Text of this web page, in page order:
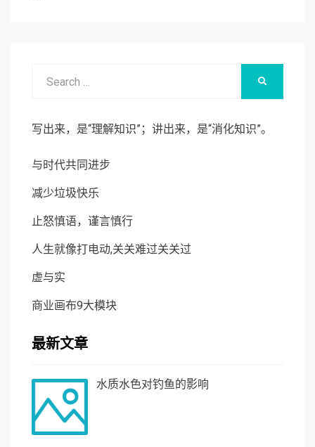
写出来，是“理解知识”；讲出来，是“消化知识”。
与时代共同进步
减少垃圾快乐
止怒慎语，谨言慎行
人生就像打电动,关关难过关关过
虚与实
商业画布9大模块
最新文章
水质水色对钓鱼的影响